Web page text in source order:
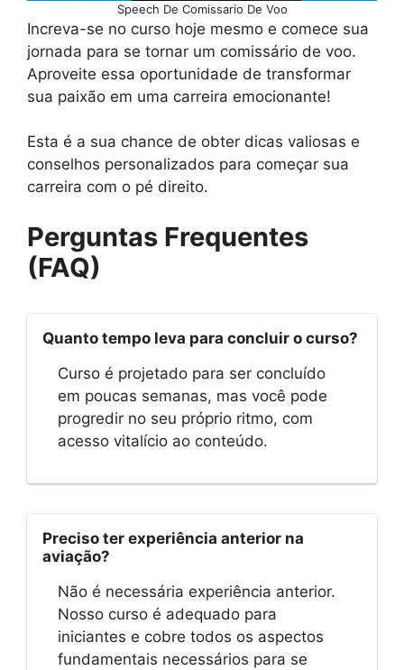
Speech De Comissario De Voo
Increva-se no curso hoje mesmo e comece sua
jornada para se tornar um comissário de voo.
Aproveite essa oportunidade de transformar
sua paixão em uma carreira emocionante!
Esta é a sua chance de obter dicas valiosas e
conselhos personalizados para começar sua
carreira com o pé direito.
Perguntas Frequentes
(FAQ)
Quanto tempo leva para concluir o curso?
Curso é projetado para ser concluído
em poucas semanas, mas você pode
progredir no seu próprio ritmo, com
acesso vitalício ao conteúdo.
Preciso ter experiência anterior na
aviação?
Não é necessária experiência anterior.
Nosso curso é adequado para
iniciantes e cobre todos os aspectos
fundamentais necessários para se